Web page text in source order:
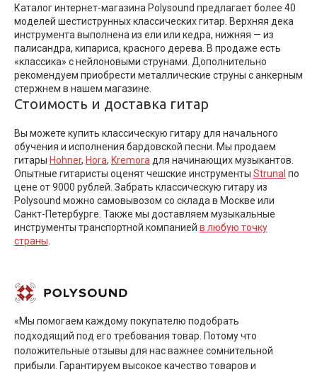
Каталог интернет-магазина Polysound предлагает более 40
моделей шестиструнных классических гитар. Верхняя дека
инструмента выполнена из ели или кедра, нижняя — из
палисандра, кипариса, красного дерева. В продаже есть
«классика» с нейлоновыми струнами. Дополнительно
рекомендуем приобрести металлические струны с анкерным
стержнем в нашем магазине.
Стоимость и доставка гитар
Вы можете купить классическую гитару для начального
обучения и исполнения бардовской песни. Мы продаем
гитары Hohner, Hora, Kremora для начинающих музыкантов.
Опытные гитаристы оценят чешские инструменты Strunal по
цене от 9000 рублей. Забрать классическую гитару из
Polysound можно самовывозом со склада в Москве или
Санкт-Петербурге. Также мы доставляем музыкальные
инструменты транспортной компанией в любую точку
страны
«Мы помогаем каждому покупателю подобрать
подходящий под его требования товар. Потому что
положительные отзывы для нас важнее сомнительной
прибыли. Гарантируем высокое качество товаров и